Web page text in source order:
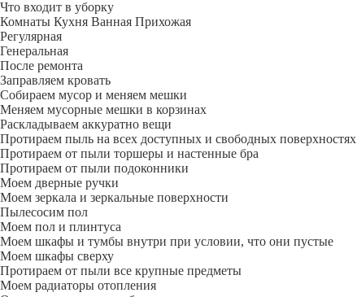
Что входит в уборку
Регу­лярная
Гене­ральная
После ремонта
Заправляем кровать
Собираем мусор и меняем мешки
Меняем мусорные мешки в корзинах
Раскладываем аккуратно вещи
Протираем пыль на всех доступных и свободных поверхностях
Протираем от пыли торшеры и настенные бра
Протираем от пыли подоконники
Моем дверные ручки
Моем зеркала и зеркальные поверхности
Пылесосим пол
Моем пол и плинтуса
Моем шкафы и тумбы внутри при условии, что они пустые
Моем шкафы сверху
Протираем от пыли все крупные предметы
Моем радиаторы отопления